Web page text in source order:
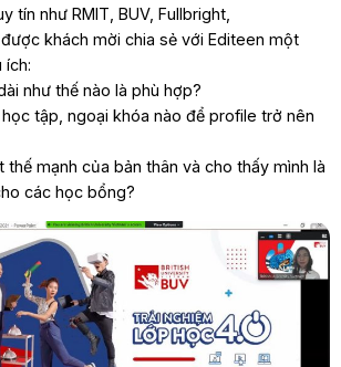
tín như RMIT, BUV, Fullbright,
khách mời chia sẻ với Editeen một
ích:
như thế nào là phù hợp?
tập, ngoại khóa nào để profile trở nên
thế mạnh của bản thân và cho thấy mình là
các học bổng?